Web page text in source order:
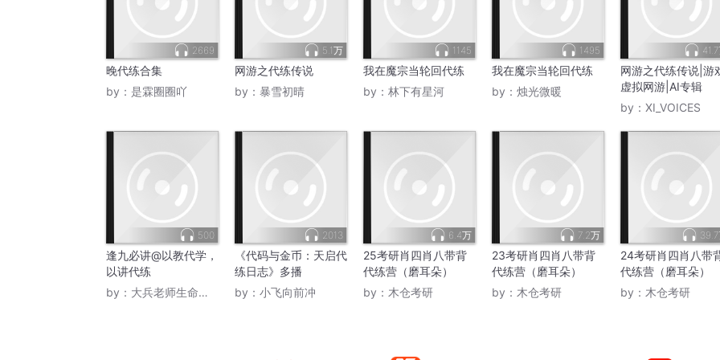
2669
晚代练合集
by： 是霖圈圈吖
5.1万
网游之代练传说
by： 暴雪初晴
1145
我在魔宗当轮回代练
by： 林下有星河
1495
我在魔宗当轮回代练
by： 烛光微暖
网游之代练传说|游
虚拟网游|AI专辑
by： XI_VOICES
500
逢九必讲@以教代学，
以讲代练
by： 大兵老师生命效能管理
2013
《代码与金币：天启代
练日志》多播
by： 小飞向前冲
6.4万
25考研肖四肖八带背
代练营（磨耳朵）
by： 木仓考研
7.2万
23考研肖四肖八带背
代练营（磨耳朵）
by： 木仓考研
24考研肖四肖八带
代练营（磨耳朵）
by： 木仓考研